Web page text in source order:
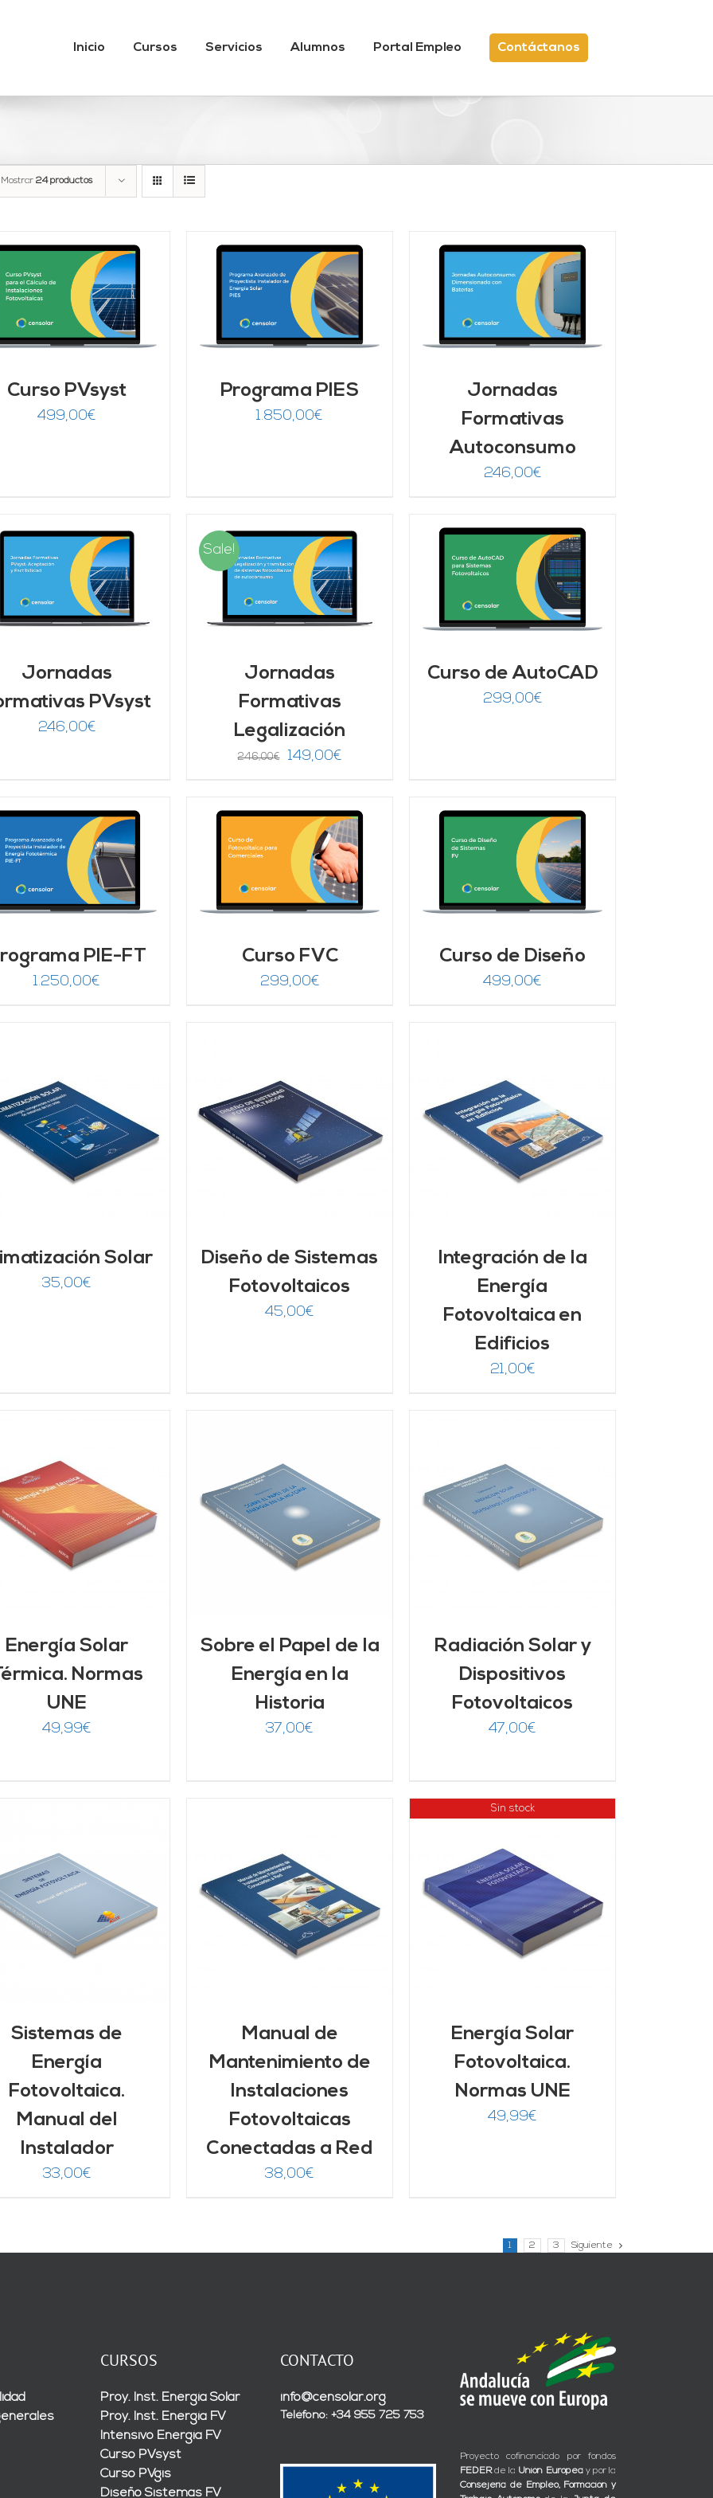
Inicio Cursos Servicios Alumnos Portal Empleo Contáctanos
Mostrar 24 productos
Curso PVsyst
499,00€
Valorado
4.95de 5
AÑADIR AL CARRITO
DETALLES
Programa PIES
1.850,00€
AÑADIR AL CARRITO
DETALLES
Jornadas
Formativas
Autoconsumo
246,00€
Jornadas
PVsyst
246,00€
Sale!
AÑADIR AL CARRITO
DETALLES
Jornadas
Formativas
Legalización
246,00€
El
era:
246,00€.
149,00€El
es:
149,00€.
AÑADIR AL CARRITO
DETALLES
Curso de AutoCAD
299,00€
PIE-FT
1.250,00€
AÑADIR AL CARRITO
DETALLES
Curso FVC
299,00€
Valorado
4.67de 5
AÑADIR AL CARRITO
DETALLES
Curso de Diseño
499,00€
Solar
35,00€
AÑADIR AL CARRITO
DETALLES
Diseño de Sistemas
Fotovoltaicos
45,00€
AÑADIR AL CARRITO
DETALLES
Integración de la
Energía
Fotovoltaica en
Edificios
21,00€
Energía Solar
Normas
UNE
49,99€
AÑADIR AL CARRITO
/
DETALLES
Sobre el Papel de la
Energía en la
Historia
37,00€
AÑADIR AL CARRITO
/
Radiación Solar y
Dispositivos
Fotovoltaicos
47,00€
Sistemas de
Energía
Fotovoltaica.
Manual del
Instalador
33,00€
AÑADIR AL CARRITO
/
DETALLES
Manual de
Mantenimiento de
Instalaciones
Fotovoltaicas
Conectadas a Red
38,00€
Sin stock
DETALLES
Energía Solar
Fotovoltaica.
Normas UNE
49,99€
1 2 3 Siguiente
CURSOS
Proy. Inst. Energía Solar
Proy. Inst. Energía FV
Intensivo Energía FV
Curso PVsyst
Curso PVgis
Diseño Sistemas FV
CONTACTO
info@censolar.org
Teléfono: +34 955 725 753
Proyecto cofinanciado por fondos
FEDERde la Unión Europeay por la
Consejería de Empleo, Formación y